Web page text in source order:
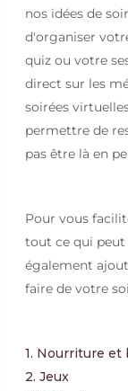
nos idées de
d'organiser
quiz ou votre
direct sur les
soirées
permettre de
pas être là en
Pour vous
tout ce qui peut
également
faire de votre
1. Nourriture et
2. Jeux